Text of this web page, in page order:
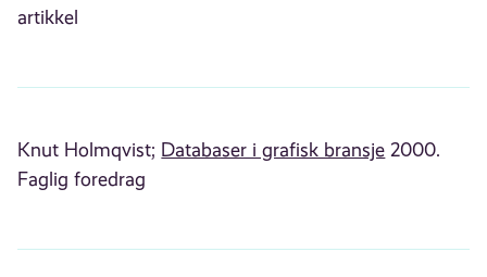
artikkel
Knut Holmqvist; Databaser i grafisk bransje 2000.
Faglig foredrag